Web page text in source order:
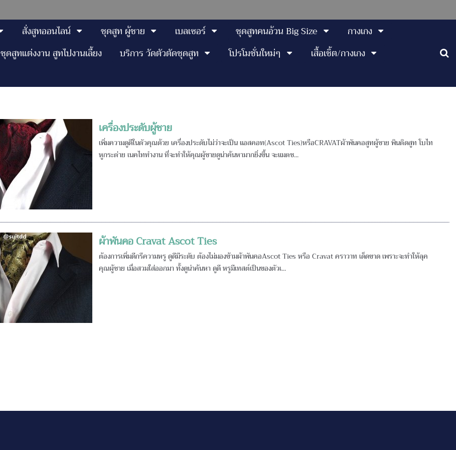
สั่งสูทออนไลน์ ชุดสูท ผู้ชาย เบลเซอร์ ชุดสูทคนอ้วน Big Size
กางเกง
ชุดสูทแต่งงาน สูทไปงานเลี้ยง บริการ วัดตัวตัดชุดสูท โปรโมชั่นใหม่ๆ
เสื้อเชิ้ต/กางเกง
เครื่องประดับผู้ชาย
เพิ่มความดูดีในตัวคุณด้วย เครื่องประดับไม่ว่าจะเป็น แอสคอท(Ascot Ties)หรือCRAVATผ้าพันคอสูทผู้ชาย พินติดสูท โบไท
หูกระต่าย เนคไททำงาน ที่จะทำให้คุณผู้ชายดูน่าค้นหามากยิ่งขึ้น จะแมตช...
ผ้าพันคอ Cravat Ascot Ties
ต้องการเพิ่มดีกรีความหรู ดูดีมีระดับ ต้องไม่มองข้ามผ้าพันคอAscot Ties หรือ Cravat คราวาท เด็ดขาด เพราะจะทำให้ลุค
คุณผู้ชาย เมื่อสวมใส่ออกมา ทั้งดูน่าค้นหา ดูดี หรูมีเทสต์เป็นของตัวเ...